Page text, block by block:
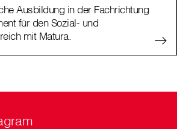
Ausbildung in der Fachrichtung
für den Sozial- und
mit Matura.